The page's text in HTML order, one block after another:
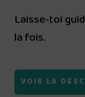
Laisse-toi
la fois.
VOIR LA